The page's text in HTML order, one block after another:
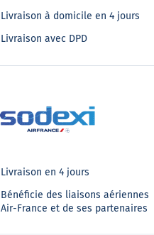
Livraison à domicile en 4 jours
Livraison avec DPD
Livraison en 4 jours
Bénéficie des liaisons aériennes
Air-France et de ses partenaires